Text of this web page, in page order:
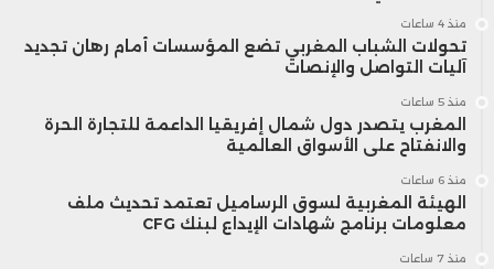
منذ 4 ساعات
تحولات الشباب المغربي تضع المؤسسات أمام رهان تجديد
آليات التواصل والإنصات
منذ 5 ساعات
المغرب يتصدر دول شمال إفريقيا الداعمة للتجارة الحرة
والانفتاح على الأسواق العالمية
منذ 6 ساعات
الهيئة المغربية لسوق الرساميل تعتمد تحديث ملف
معلومات برنامج شهادات الإيداع لبنك CFG
منذ 7 ساعات